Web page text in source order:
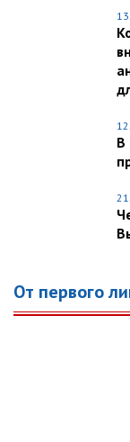
В
От первого